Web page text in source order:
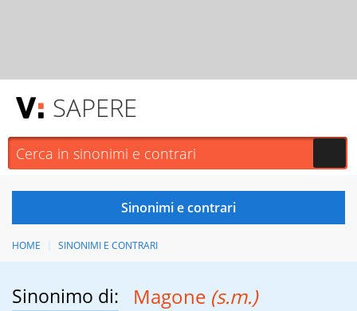
SAPERE
HOME SINONIMI E CONTRARI
Sinonimo di: Magone (s.m.)